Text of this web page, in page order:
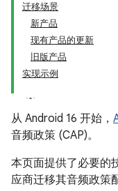
迁移场景
新产品
现有产品的更新
旧版产品
实现示例
从 Android 16 开始，
音频政策 (CAP)。
本页面提供了必要的
应商迁移其音频政策